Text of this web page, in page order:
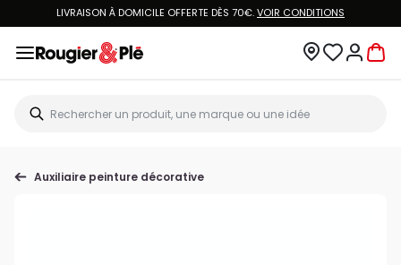
LIVRAISON À DOMICILE OFFERTE DÈS 70€.VOIR CONDITIONS
Auxiliaire peinture décorative